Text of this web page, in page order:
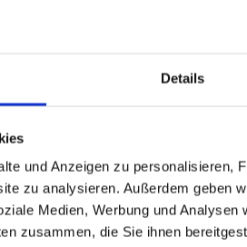
Details
und Anzeigen zu personalisieren,
zu analysieren. Außerdem geben
Medien, Werbung und
zusammen, die Sie ihnen
VARIANTEN